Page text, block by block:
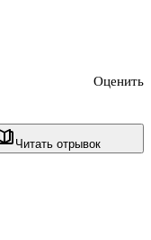
Читать отрывок
Оценить